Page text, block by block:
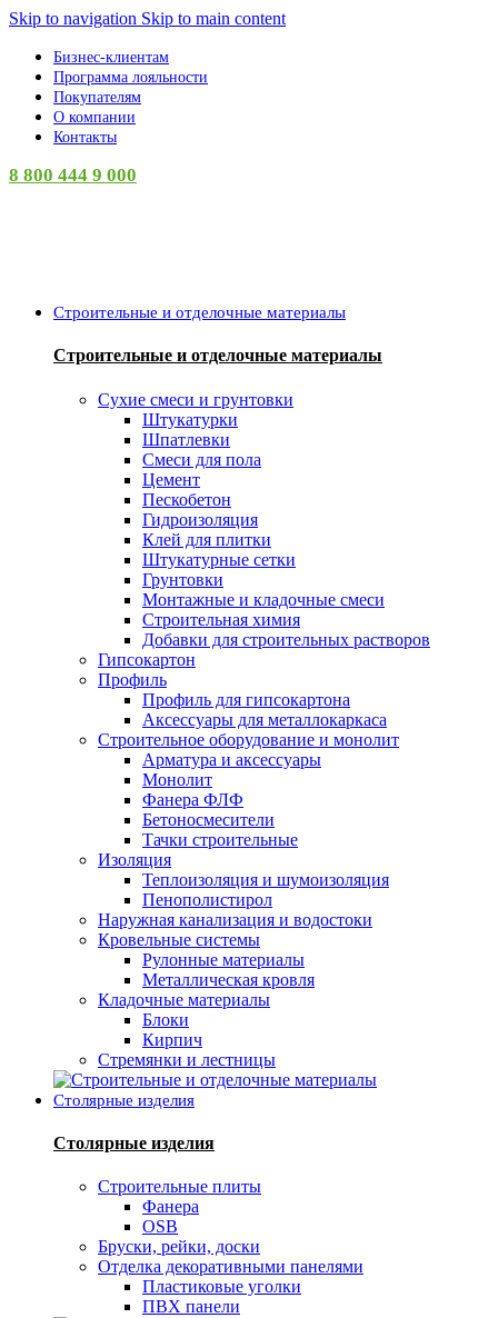
Skip to navigation Skip to main content
Бизнес-клиентам
Программа лояльности
Покупателям
О компании
Контакты
8 800 444 9 000
Строительные и отделочные материалы
Строительные и отделочные материалы
Сухие смеси и грунтовки
Штукатурки
Шпатлевки
Смеси для пола
Цемент
Пескобетон
Гидроизоляция
Клей для плитки
Штукатурные сетки
Грунтовки
Монтажные и кладочные смеси
Строительная химия
Добавки для строительных растворов
Гипсокартон
Профиль
Профиль для гипсокартона
Аксессуары для металлокаркаса
Строительное оборудование и монолит
Арматура и аксессуары
Монолит
Фанера ФЛФ
Бетоносмесители
Тачки строительные
Изоляция
Теплоизоляция и шумоизоляция
Пенополистирол
Наружная канализация и водостоки
Кровельные системы
Рулонные материалы
Металлическая кровля
Кладочные материалы
Блоки
Кирпич
Стремянки и лестницы
Столярные изделия
Столярные изделия
Строительные плиты
Фанера
OSB
Бруски, рейки, доски
Отделка декоративными панелями
Пластиковые уголки
ПВХ панели